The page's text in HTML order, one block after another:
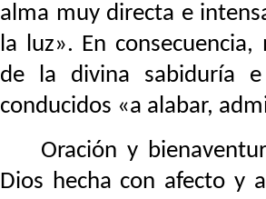
alma muy directa e
la luz». En
de la divina sabiduría
conducidos «a alabar,
Oración y
Dios hecha con afecto y